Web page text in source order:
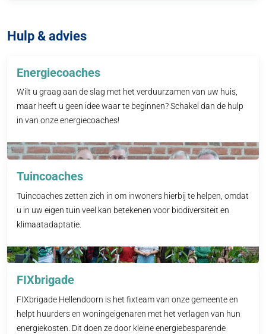
Hulp & advies
Energiecoaches
Wilt u graag aan de slag met het verduurzamen van uw huis,
maar heeft u geen idee waar te beginnen? Schakel dan de hulp
in van onze energiecoaches!
Tuincoaches
Tuincoaches zetten zich in om inwoners hierbij te helpen, omdat
u in uw eigen tuin veel kan betekenen voor biodiversiteit en
klimaatadaptatie.
FIXbrigade
FIXbrigade Hellendoorn is het fixteam van onze gemeente en
helpt huurders en woningeigenaren met het verlagen van hun
energiekosten. Dit doen ze door kleine energiebesparende